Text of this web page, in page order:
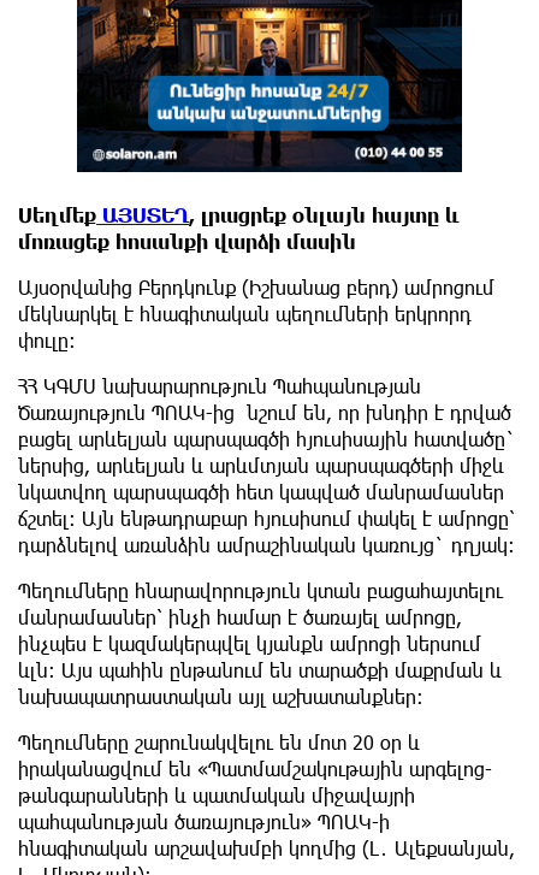
Սեղմեք ԱՅՍՏԵՂ, լրացրեք օնլայն հայտը և
մոռացեք հոսանքի վարձի մասին
Այսօրվանից Բերդկունք (Իշխանաց բերդ) ամրոցում
մեկնարկել է հնագիտական պեղումների երկրորդ
փուլը։
ՀՀ ԿԳՄՍ նախարարություն Պահպանության
Ծառայություն ՊՈԱԿ-ից նշում են, որ խնդիր է դրված
բացել արևելյան պարսպագծի հյուսիսային հատվածը`
ներսից, արևելյան և արևմտյան պարսպագծերի միջև
նկատվող պարսպագծի հետ կապված մանրամասներ
ճշտել։ Այն ենթադրաբար հյուսիսում փակել է ամրոցը՝
դարձնելով առանձին ամրաշինական կառույց` դղյակ։
Պեղումները հնարավորություն կտան բացահայտելու
մանրամասներ՝ ինչի համար է ծառայել ամրոցը,
ինչպես է կազմակերպվել կյանքն ամրոցի ներսում
ևլն։ Այս պահին ընթանում են տարածքի մաքրման և
նախապատրաստական այլ աշխատանքներ։
Պեղումները շարունակվելու են մոտ 20 օր և
իրականացվում են «Պատմամշակութային արգելոց-
թանգարանների և պատմական միջավայրի
պահպանության ծառայություն» ՊՈԱԿ-ի
հնագիտական արշավախմբի կողմից (Լ․ Ալեքսանյան,